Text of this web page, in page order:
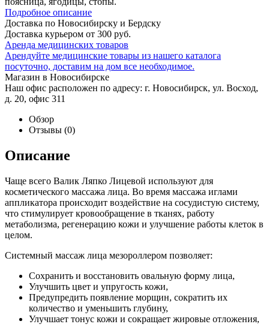
Подробное описание
Доставка по Новосибирску и Бердску
Доставка курьером от 300 руб.
Аренда медицинских товаров
Арендуйте медицинские товары из нашего каталога
посуточно, доставим на дом все необходимое.
Магазин в Новосибирске
Наш офис расположен по адресу: г. Новосибирск, ул. Восход,
д. 20, офис 311
Обзор
Отзывы (0)
Описание
Чаще всего Валик Ляпко Лицевой используют для
косметического массажа лица. Во время массажа иглами
аппликатора происходит воздействие на сосудистую систему,
что стимулирует кровообращение в тканях, работу
метаболизма, регенерацию кожи и улучшение работы клеток в
целом.
Системный массаж лица мезороллером позволяет:
Сохранить и восстановить овальную форму лица,
Улучшить цвет и упругость кожи,
Предупредить появление морщин, сократить их
количество и уменьшить глубину,
Улучшает тонус кожи и сокращает жировые отложения,